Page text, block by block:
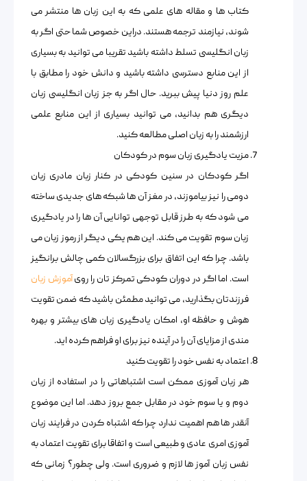
کتاب ها و مقاله های علمی که به این زبان ها منتشر می
شوند، نیازمند ترجمه هستند. دراین خصوص شما حتی اگر به
زبان انگلیسی تسلط داشته باشید تقریبا می توانید به بسیاری
از این منابع دسترسی داشته باشید و دانش خود را مطابق با
علم روز دنیا پیش ببرید. حال اگر به جز زبان انگلیسی زبان
دیگری هم بدانید، می توانید بسیاری از این منابع علمی
ارزشمند را به زبان اصلی مطالعه کنید.
مزیت یادگیری زبان سوم در کودکان
اگر کودکان در سنین کودکی در کنار زبان مادری زبان
دومی را نیز بیاموزند، در مغز آن ها شبکه های جدیدی ساخته
می شود که به طرز قابل توجهی توانایی آن ها را در یادگیری
زبان سوم تقویت می کند. این هم یکی دیگر از رموز زبان می
باشد. چرا که این اتفاق برای بزرگسالان کمی چالش برانگیز
است. اما اگر در دوران کودکی تمرکز تان را رویآموزش زبان
فرزندتان بگذارید، می توانید مطمئن باشید که ضمن تقویت
هوش و حافظه او، امکان یادگیری زبان های بیشتر و بهره
مندی از مزایای آن را در آینده نیز برای او فراهم کرده اید.
اعتماد به نفس خود را تقویت کنید
هر زبان آموزی ممکن است اشتباهاتی را در استفاده از زبان
دوم و یا سوم خود در مقابل جمع بروز دهد. اما این موضوع
آنقدر ها هم اهمیت ندارد چرا که اشتباه کردن در فرایند زبان
آموزی امری عادی و طبیعی است و اتفاقا برای تقویت اعتماد به
نفس زبان آموز ها لازم و ضروری است. ولی چطور؟ زمانی که